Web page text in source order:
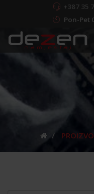
+387 35
Pon-Pet